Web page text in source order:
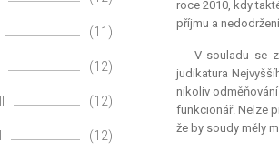
roce 2010, kdy
příjmu a
V souladu se
judikatura
nikoliv
funkcionář. Nelze
že by soudy měly
(11)
(12)
(12)
(12)